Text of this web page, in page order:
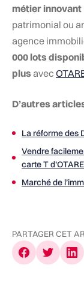
métier innovant
patrimonial ou
agence
000 lots
plusavec
D’autres
La réforme des
Vendre
carte T
Marché de
PARTAGER CET